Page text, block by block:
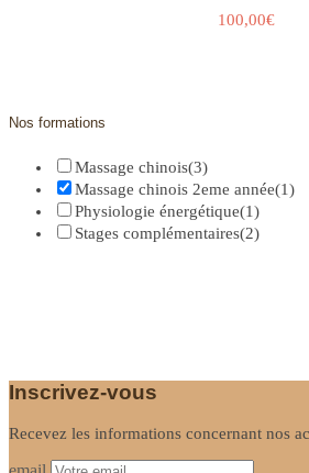
100,00€
Nos formations
Massage chinois(3)
Massage chinois 2eme année(1)
Physiologie énergétique(1)
Stages complémentaires(2)
Inscrivez-vous
Recevez les informations concernant nos